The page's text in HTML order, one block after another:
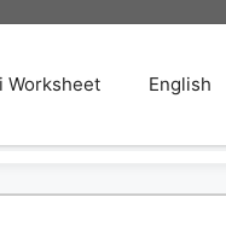
Worksheet English